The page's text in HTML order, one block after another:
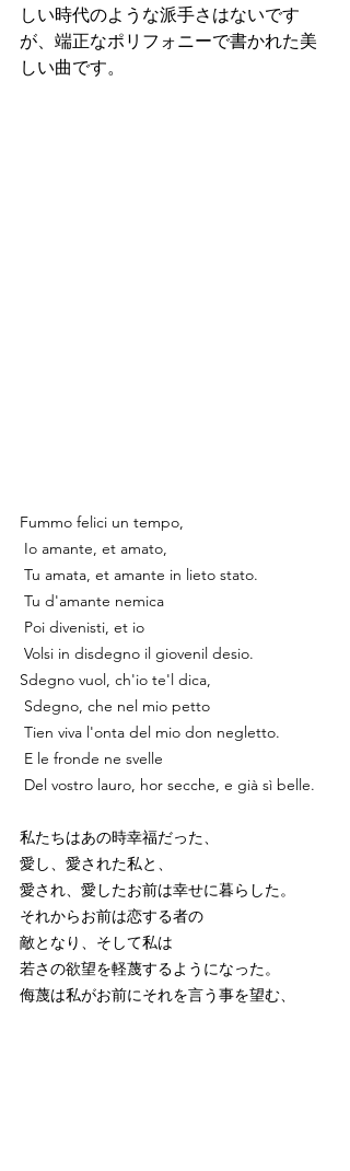
しい時代のような派手さはないです
が、端正なポリフォニーで書かれた美
しい曲です。
Fummo felici un tempo,
Io amante, et amato,
Tu amata, et amante in lieto stato.
Tu d'amante nemica
Poi divenisti, et io
Volsi in disdegno il giovenil desio.
Sdegno vuol, ch'io te'l dica,
Sdegno, che nel mio petto
Tien viva l'onta del mio don negletto.
E le fronde ne svelle
Del vostro lauro, hor secche, e già sì belle.
私たちはあの時幸福だった、
愛し、愛された私と、
愛され、愛したお前は幸せに暮らした。
それからお前は恋する者の
敵となり、そして私は
若さの欲望を軽蔑するようになった。
侮蔑は私がお前にそれを言う事を望む、